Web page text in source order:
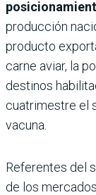
producción
producto
carne aviar, la
destinos
cuatrimestre el
vacuna.
Referentes del
de los